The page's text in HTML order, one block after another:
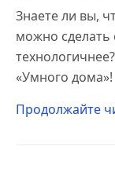
Знаете ли вы,
можно сделать
«Умного дома»!
Продолжайте